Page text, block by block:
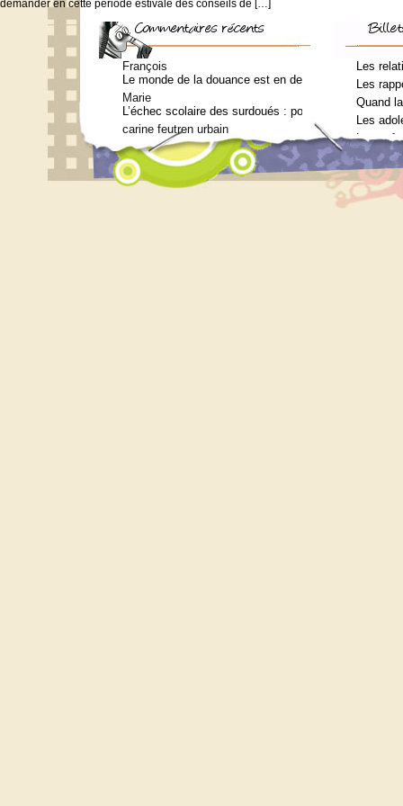
demander en cette période estivale des conseils de […]
François
Le monde de la douance est en deuil : Jean-Charles
Marie
L’échec scolaire des surdoués : pourquoi ? (Journal
carine feutren urbain
Petit lexique en lien avec le surdouement à l’usage
Marie
Qui consulter pour un bilan psychométrique ?
Siouplet
Qui consulter pour un bilan psychométrique ?
Les
Les
Quand
Les
Les